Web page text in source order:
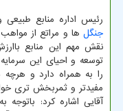
رئیس اداره منابع طبیعی
جنگل ها و مراتع از مواهب
نقش مهم این منابع
توسعه و احیای این
را به همراه دارد و هرچه
مفیدتر و ثمربخش تری
آقایی اشاره کرد: باتوجه